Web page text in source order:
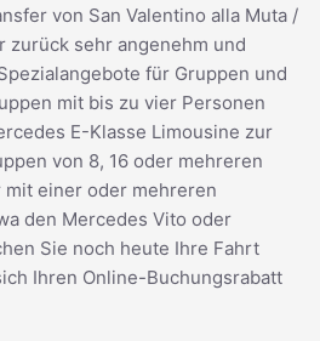
von San Valentino alla Muta /
zurück sehr angenehm und
für Gruppen und
mit bis zu vier Personen
E-Klasse Limousine zur
von 8, 16 oder mehreren
einer oder mehreren
den Mercedes Vito oder
Sie noch heute Ihre Fahrt
Ihren Online-Buchungsrabatt